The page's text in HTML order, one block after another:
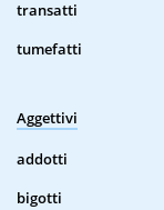
transatti
tumefatti
Aggettivi
addotti
bigotti